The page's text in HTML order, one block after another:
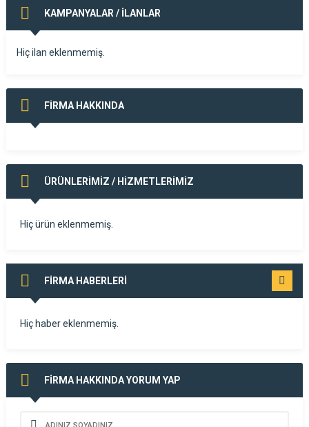
KAMPANYALAR / İLANLAR
Hiç ilan eklenmemiş.
FİRMA HAKKINDA
ÜRÜNLERİMİZ / HİZMETLERİMİZ
Hiç ürün eklenmemiş.
FİRMA HABERLERİ
GÖR
Hiç haber eklenmemiş.
FİRMA HAKKINDA YORUM YAP